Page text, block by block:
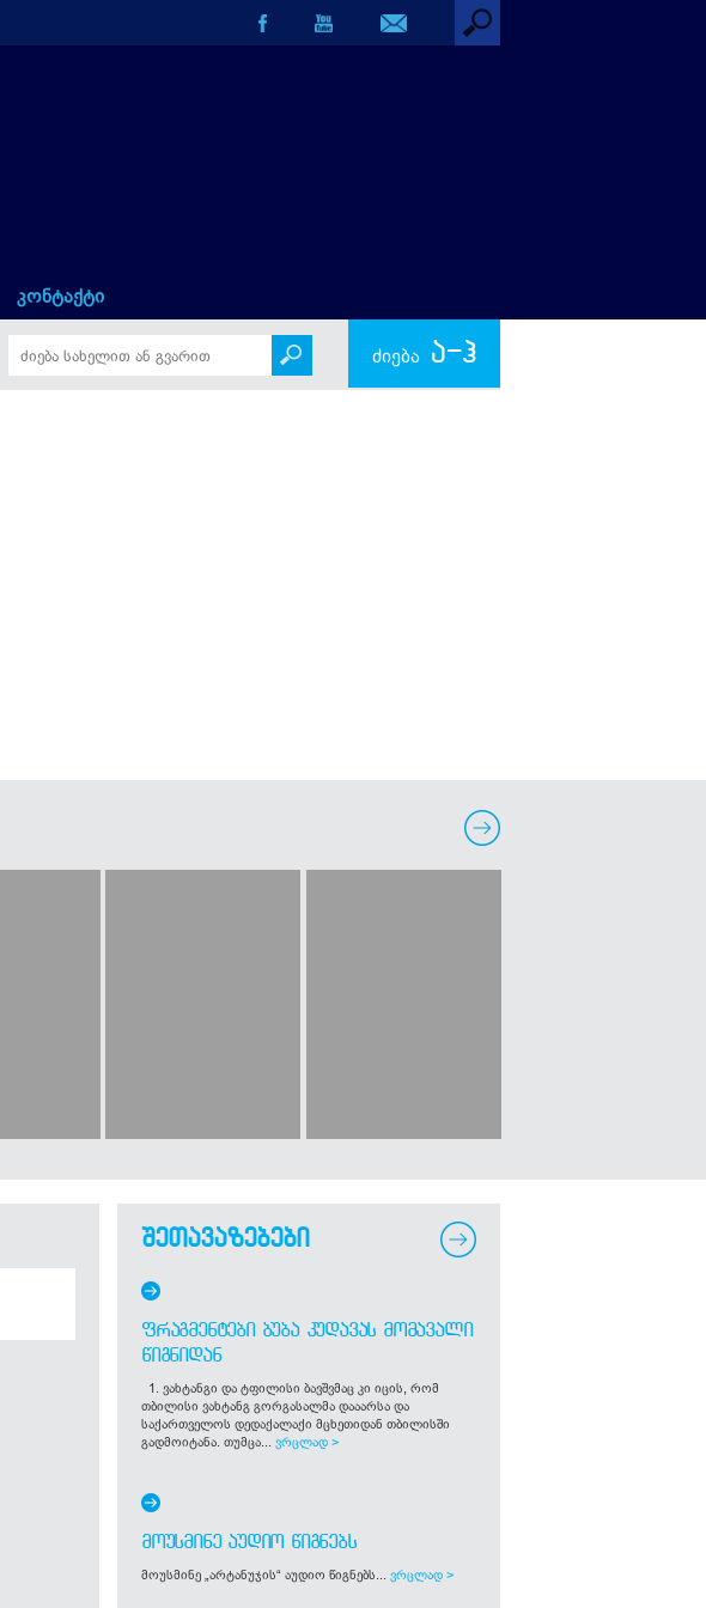
კონტაქტი
ძიება ა-ჰ
შეთავაზებები
ᲤᲠᲐᲒᲛᲔᲜᲢᲔᲑᲘ ᲑᲣᲑᲐ ᲙᲣᲓᲐᲕᲐᲡ ᲛᲝᲛᲐᲕᲐᲚᲘ
ᲬᲘᲒᲜᲘᲓᲐᲜ
1. ვახტანგი და ტფილისი ბავშვმაც კი იცის, რომ
თბილისი ვახტანგ გორგასალმა დააარსა და
საქართველოს დედაქალაქი მცხეთიდან თბილისში
გადმოიტანა. თუმცა... ვრცლად >
ᲛᲝᲣᲡᲛᲘᲜᲔ ᲐᲣᲓᲘᲝ ᲬᲘᲒᲜᲔᲑᲡ
მოუსმინე „არტანუჯის“ აუდიო წიგნებს... ვრცლად >